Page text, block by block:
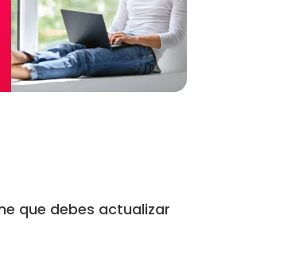
que debes actualizar